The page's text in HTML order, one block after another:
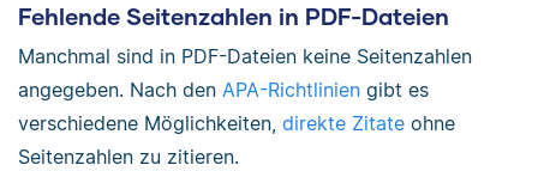
Fehlende Seitenzahlen in PDF-Dateien
Manchmal sind in PDF-Dateien keine Seitenzahlen
angegeben. Nach den APA-Richtlinien gibt es
verschiedene Möglichkeiten, direkte Zitate ohne
Seitenzahlen zu zitieren.